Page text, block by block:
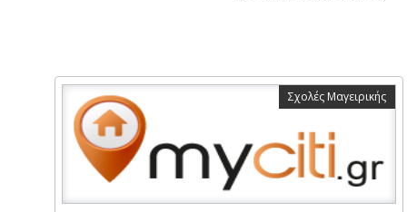
Σχολές Μαγειρικής